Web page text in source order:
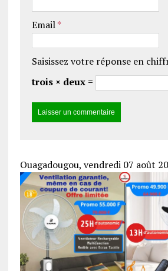
Email*
Saisissez votre réponse en
trois × deux =
Ouagadougou, vendredi 07 août